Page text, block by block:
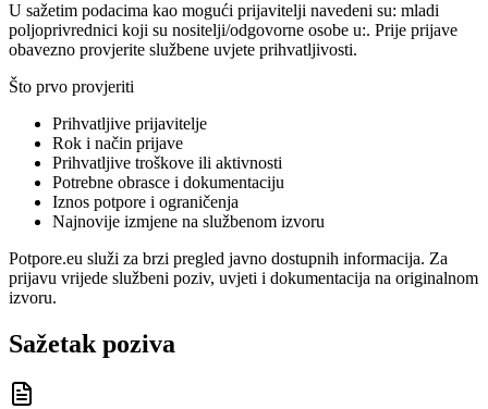
U sažetim podacima kao mogući prijavitelji navedeni su: mladi
poljoprivrednici koji su nositelji/odgovorne osobe u:. Prije prijave
obavezno provjerite službene uvjete prihvatljivosti.
Što prvo provjeriti
Prihvatljive prijavitelje
Rok i način prijave
Prihvatljive troškove ili aktivnosti
Potrebne obrasce i dokumentaciju
Iznos potpore i ograničenja
Najnovije izmjene na službenom izvoru
Potpore.eu služi za brzi pregled javno dostupnih informacija. Za
prijavu vrijede službeni poziv, uvjeti i dokumentacija na originalnom
izvoru.
Sažetak poziva